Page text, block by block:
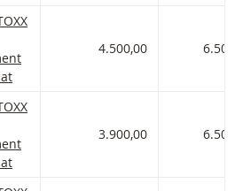
50 Rendement Certificaten met
4.500,00
50 Rendement Certificaten met
3.900,00